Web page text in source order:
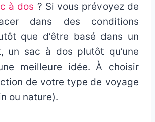
à dos ? Si vous prévoyez de
dans des conditions
que d’être basé dans un
un sac à dos plutôt qu’une
meilleure idée. À choisir
de votre type de voyage
ou nature).